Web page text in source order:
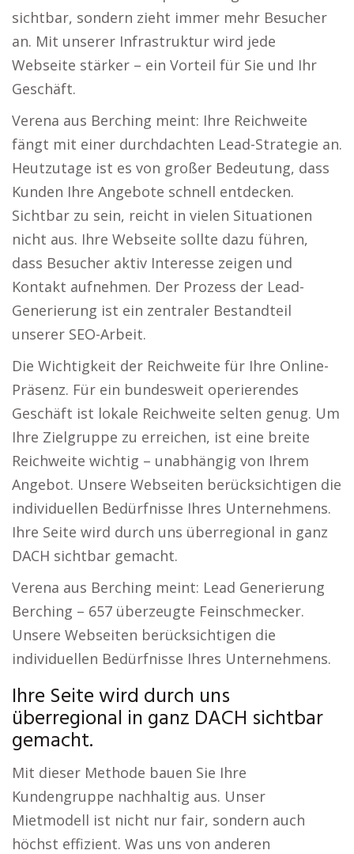
sichtbar, sondern zieht immer mehr Besucher
an. Mit unserer Infrastruktur wird jede
Webseite stärker – ein Vorteil für Sie und Ihr
Geschäft.
Verena aus Berching meint: Ihre Reichweite
fängt mit einer durchdachten Lead-Strategie an.
Heutzutage ist es von großer Bedeutung, dass
Kunden Ihre Angebote schnell entdecken.
Sichtbar zu sein, reicht in vielen Situationen
nicht aus. Ihre Webseite sollte dazu führen,
dass Besucher aktiv Interesse zeigen und
Kontakt aufnehmen. Der Prozess der Lead-
Generierung ist ein zentraler Bestandteil
unserer SEO-Arbeit.
Die Wichtigkeit der Reichweite für Ihre Online-
Präsenz. Für ein bundesweit operierendes
Geschäft ist lokale Reichweite selten genug. Um
Ihre Zielgruppe zu erreichen, ist eine breite
Reichweite wichtig – unabhängig von Ihrem
Angebot. Unsere Webseiten berücksichtigen die
individuellen Bedürfnisse Ihres Unternehmens.
Ihre Seite wird durch uns überregional in ganz
DACH sichtbar gemacht.
Verena aus Berching meint: Lead Generierung
Berching – 657 überzeugte Feinschmecker.
Unsere Webseiten berücksichtigen die
individuellen Bedürfnisse Ihres Unternehmens.
Ihre Seite wird durch uns
überregional in ganz DACH sichtbar
gemacht.
Mit dieser Methode bauen Sie Ihre
Kundengruppe nachhaltig aus. Unser
Mietmodell ist nicht nur fair, sondern auch
höchst effizient. Was uns von anderen